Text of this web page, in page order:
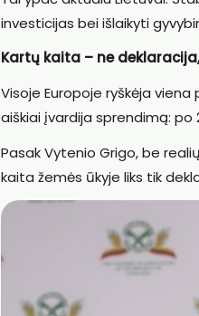
investicijas bei išlaikyti
Kartų kaita – ne
Visoje Europoje ryškėja
aiškiai įvardija sprendimą:
Pasak Vytenio Grigo, be
kaita žemės ūkyje liks tik